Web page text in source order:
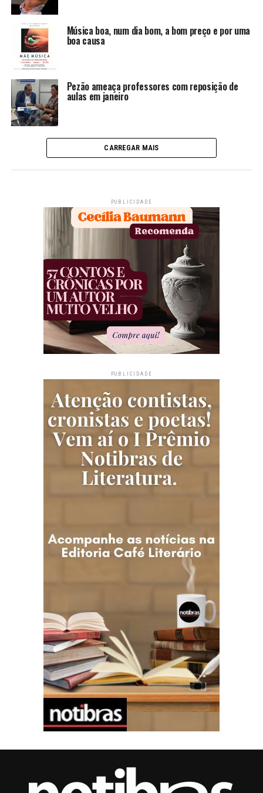
Música boa, num dia bom, a bom preço e por uma
boa causa
Pezão ameaça professores com reposição de
aulas em janeiro
CARREGAR MAIS
PUBLICIDADE
PUBLICIDADE